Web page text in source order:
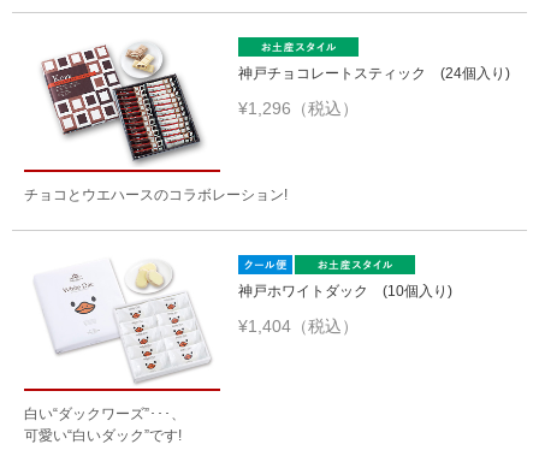
神戸チョコレートスティック (24個入り)
¥1,296（税込）
チョコとウエハースのコラボレーション!
神戸ホワイトダック (10個入り)
¥1,404（税込）
白い“ダックワーズ”･･･、
可愛い“白いダック”です!